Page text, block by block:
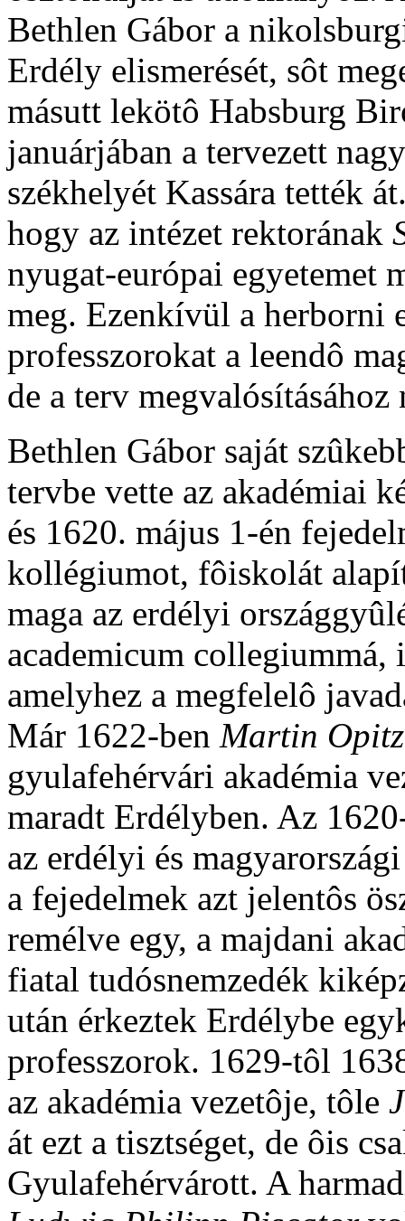
Bethlen Gábor a
Erdély elismerését, sôt
másutt lekötô Habsburg
januárjában a tervezett
székhelyét Kassára tették
hogy az intézet rektorának
nyugat-európai egyetemet
meg. Ezenkívül a herborni
professzorokat a leendô
de a terv
Bethlen Gábor saját
tervbe vette az akadémiai
és 1620. május 1-én
kollégiumot, fôiskolát
maga az erdélyi
academicum
amelyhez a megfelelô
Már 1622-ben Martin
gyulafehérvári akadémia
maradt Erdélyben. Az
az erdélyi és
a fejedelmek azt jelentôs
remélve egy, a majdani
fiatal tudósnemzedék
után érkeztek Erdélybe
professzorok. 1629-tôl
az akadémia vezetôje, tôle
át ezt a tisztséget, de ôis
Gyulafehérvárott. A